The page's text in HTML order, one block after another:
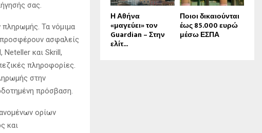
σας.
πληρωμής. Τα νόμιμα
ασφαλείς
και Skrill,
πληροφορίες.
στην
πρόσβαση.
ορίων
και
Η Αθήνα
«μαγεύει» τον
Guardian – Στην
ελίτ...
Ποιοι δικαιούνται
έως 85.000 ευρώ
μέσω ΕΣΠΑ